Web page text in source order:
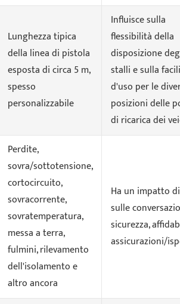
Lunghezza tipica
della linea di pistola
esposta di circa 5 m,
spesso
personalizzabile
Influisce sulla
flessibilità della
disposizione
stalli e sulla
d'uso per le
posizioni delle
di ricarica dei
Perdite,
sovra/sottotensione,
cortocircuito,
sovracorrente,
sovratemperatura,
messa a terra,
fulmini, rilevamento
dell'isolamento e
altro ancora
Ha un impatto
sulle
sicurezza,
assicurazioni/